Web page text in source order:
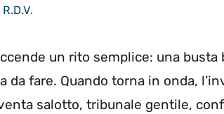
R.D.V.
un rito semplice: una
da fare. Quando torna in onda,
salotto, tribunale gentile,